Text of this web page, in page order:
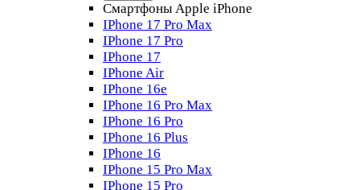
Смартфоны Apple iPhone
IPhone 17 Pro Max
IPhone 17 Pro
IPhone 17
IPhone Air
IPhone 16e
IPhone 16 Pro Max
IPhone 16 Pro
IPhone 16 Plus
IPhone 16
IPhone 15 Pro Max
IPhone 15 Pro